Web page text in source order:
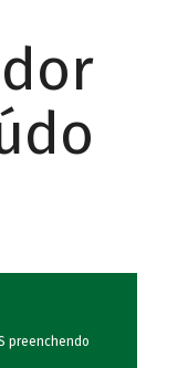
preenchendo